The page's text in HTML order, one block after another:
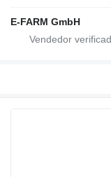
E-FARM GmbH